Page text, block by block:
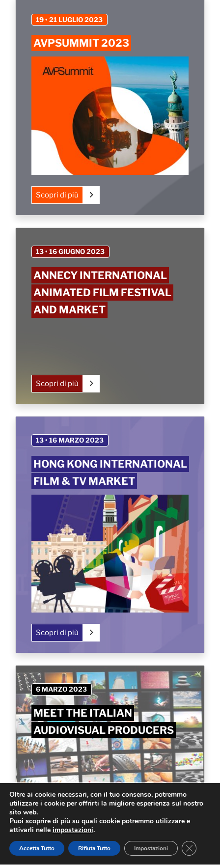
19 • 21 LUGLIO 2023
AVPSUMMIT 2023
Scopri di più
13 • 16 GIUGNO 2023
ANNECY INTERNATIONAL
ANIMATED FILM FESTIVAL
AND MARKET
Scopri di più
13 • 16 MARZO 2023
HONG KONG INTERNATIONAL
FILM & TV MARKET
Scopri di più
6 MARZO 2023
MEET THE ITALIAN
AUDIOVISUAL PRODUCERS
Scopri di più
Oltre ai cookie necessari, con il tuo consenso, potremmo
utilizzare i cookie per offrirti la migliore esperienza sul nostro
sito web.
Puoi scoprire di più su quali cookie potremmo utilizzare e
attivarli nelle impostazioni.
Accetta Tutto Rifiuta Tutto Impostazioni Close